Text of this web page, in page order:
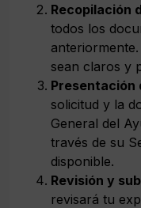
Recopilación
todos los
sean claros y
Presentación
solicitud y la
General del
través de su
disponible.
Revisión y
revisará tu